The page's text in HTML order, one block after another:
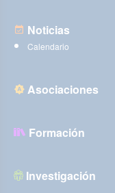
Noticias
Calendario
Asociaciones
Formación
Investigación